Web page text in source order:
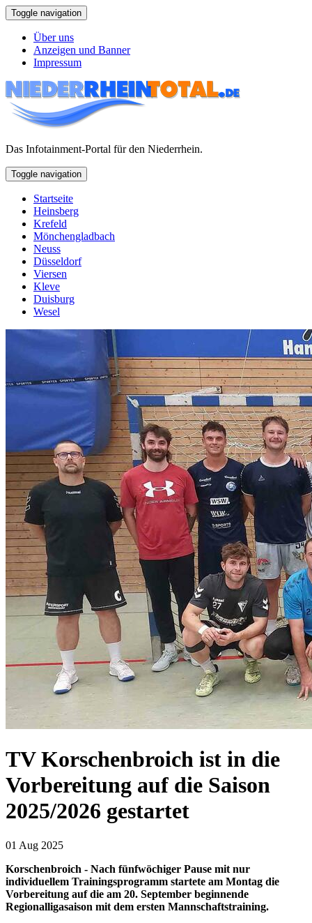
Toggle navigation
Über uns
Anzeigen und Banner
Impressum
Das Infotainment-Portal für den Niederrhein.
Toggle navigation
Startseite
Heinsberg
Krefeld
Mönchengladbach
Neuss
Düsseldorf
Viersen
Kleve
Duisburg
Wesel
TV Korschenbroich ist in die
Vorbereitung auf die Saison
2025/2026 gestartet
01 Aug 2025
Korschenbroich - Nach fünfwöchiger Pause mit nur
individuellem Trainingsprogramm startete am Montag die
Vorbereitung auf die am 20. September beginnende
Regionalligasaison mit dem ersten Mannschaftstraining.